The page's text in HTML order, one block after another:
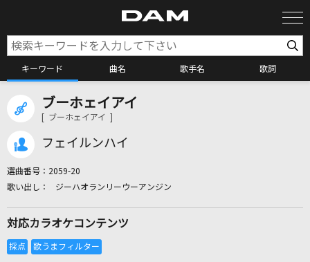
キーワード 曲名 歌手名 歌詞
カラオケ検索
ブーホェイアイ
[ ブーホェイアイ ]
フェイルンハイ
選曲番号： 2059-20
ジーハオランリーウーアンジン
対応カラオケコンテンツ